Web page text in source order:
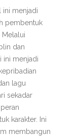
ini menjadi
pembentuk
Melalui
dan
ini menjadi
lagu
sekadar
karakter. Ini
membangun